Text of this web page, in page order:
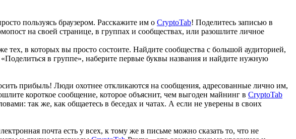
пользуясь браузером. Расскажите им о CryptoTab! Поделитесь записью в
на своей странице, в группах и сообществах, или разошлите личное
в которых вы просто состоите. Найдите сообщества с большой аудиторией,
в группе», наберите первые буквы названия и найдите нужную
прибыль! Люди охотнее откликаются на сообщения, адресованные лично им,
короткое сообщение, которое объяснит, чем выгоден майнинг в CryptoTab
так же, как общаетесь в беседах и чатах. А если не уверены в своих
почта есть у всех, к тому же в письме можно сказать то, что не